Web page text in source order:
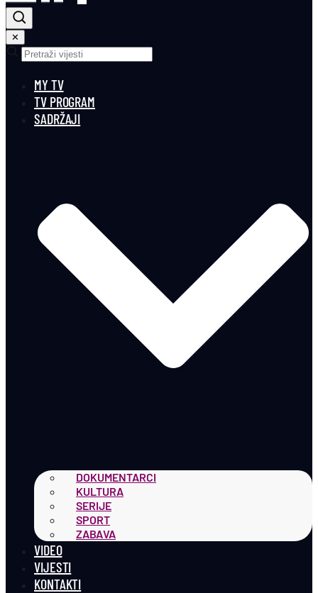
✕
MY TV
TV PROGRAM
SADRŽAJI
DOKUMENTARCI
KULTURA
SERIJE
SPORT
ZABAVA
VIDEO
VIJESTI
KONTAKTI